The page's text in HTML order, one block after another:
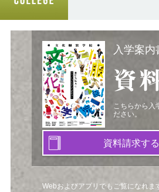
入学案内
資
こちらから入
ださい。
資料請求する
Webおよびアプリでもご覧になれま